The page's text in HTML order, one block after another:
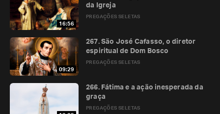
16:56
PREGAÇÕES SELETAS
da Igreja
09:29
PREGAÇÕES SELETAS
267. São José Cafasso, o diretor
espiritual de Dom Bosco
PREGAÇÕES SELETAS
266. Fátima e a ação inesperada da
graça